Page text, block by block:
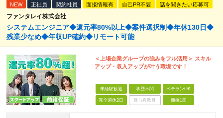
NEW 正社員 契約社員 面接情報有 自己PR不要 話を聞きたい応募可
ファンタレイ株式会社
システムエンジニア◆還元率80%以上◆案件選択制◆年休130日◆
残業少なめ◆年収UP確約◆リモート可能
＜上場企業グループの強みをフル活用＞ スキル
アップ・収入アップが叶う環境です！
未経験歓迎 学歴不問 ベテランOK
完全週休2日 賞与複数月 面接1回